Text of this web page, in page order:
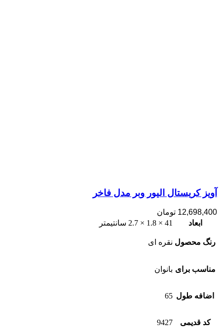
آویز کریستال الیور وبر مدل فاخر
12,698,400 تومان
ابعاد
41 × 1.8 × 2.7 سانتیمتر
رنگ محصول نقره ای
مناسب برای بانوان
اضافه طول 65
کد قدیمی 9427